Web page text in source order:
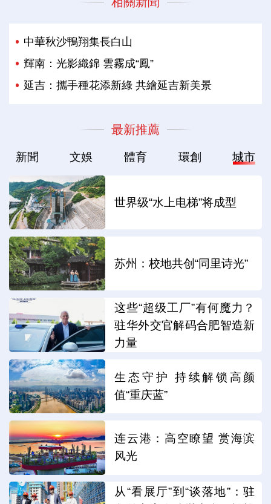
中華秋沙鴨翔集長白山
輝南：光影織錦 雲霧成“鳳”
延吉：攜手種花添新綠 共繪延吉新美景
最新推薦
新聞 文娛 體育 環創 城市
世界级“水上电梯”将成型
苏州：校地共创“同里诗光”
这些“超级工厂”有何魔力？
驻华外交官解码合肥智造新
力量
生态守护 持续解锁高颜
值“重庆蓝”
连云港：高空瞭望 赏海滨
风光
从“看展厅”到“谈落地”：驻